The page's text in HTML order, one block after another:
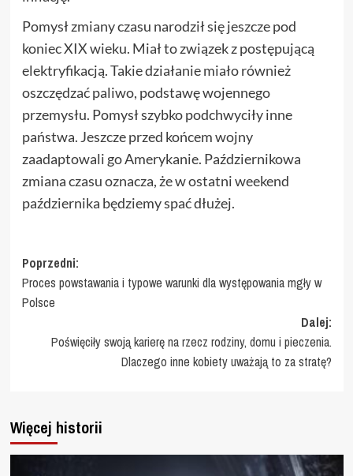
Pomysł zmiany czasu narodził się jeszcze pod
koniec XIX wieku. Miał to związek z postępującą
elektryfikacją. Takie działanie miało również
oszczędzać paliwo, podstawę wojennego
przemysłu. Pomysł szybko podchwyciły inne
państwa. Jeszcze przed końcem wojny
zaadaptowali go Amerykanie. Październikowa
zmiana czasu oznacza, że w ostatni weekend
października będziemy spać dłużej.
Zobacz
wpisy
Poprzedni:
Proces powstawania i typowe warunki dla występowania mgły w
Polsce
Dalej:
Poświęciły swoją karierę na rzecz rodziny, domu i pieczenia.
Dlaczego inne kobiety uważają to za stratę?
Więcej historii